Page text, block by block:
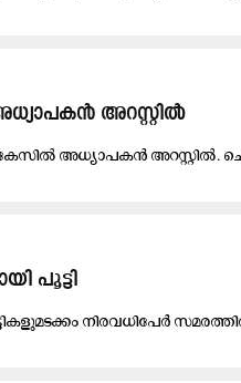
അറസ്റ്റിൽ
അ​ധ്യാ​പ​ക​ൻ അ​റ​സ്റ്റി​ൽ.
പൂട്ടി
നി​ര​വ​ധിപേ​ർ